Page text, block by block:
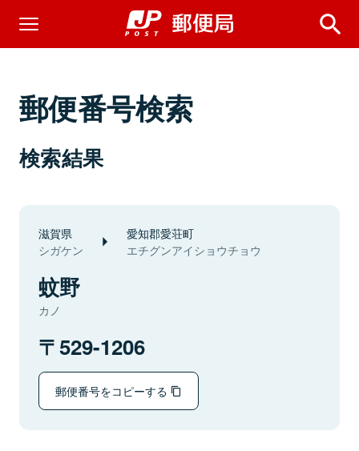
郵便番号検索
検索結果
滋賀県
シガケン
愛知郡愛荘町
エチグンアイショウチョウ
蚊野
カノ
529-1206
郵便番号をコピーする